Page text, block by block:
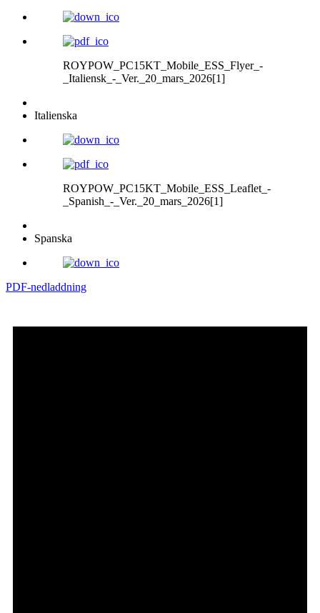
ROYPOW_PC15KT_Mobile_ESS_Flyer_-
_Italiensk_-_Ver._20_mars_2026[1]
Italienska
ROYPOW_PC15KT_Mobile_ESS_Leaflet_-
_Spanish_-_Ver._20_mars_2026[1]
Spanska
PDF-nedladdning